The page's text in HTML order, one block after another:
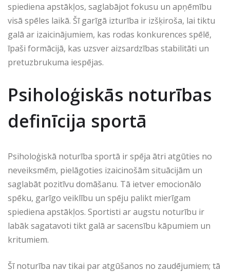
spiediena apstākļos, saglabājot fokusu un apņēmību
visā spēles laikā. Šī garīgā izturība ir izšķiroša, lai tiktu
galā ar izaicinājumiem, kas rodas konkurences spēlē,
īpaši formācijā, kas uzsver aizsardzības stabilitāti un
pretuzbrukuma iespējas.
Psiholoģiskās noturības
definīcija sportā
Psiholoģiskā noturība sportā ir spēja ātri atgūties no
neveiksmēm, pielāgoties izaicinošām situācijām un
saglabāt pozitīvu domāšanu. Tā ietver emocionālo
spēku, garīgo veiklību un spēju palikt mierīgam
spiediena apstākļos. Sportisti ar augstu noturību ir
labāk sagatavoti tikt galā ar sacensību kāpumiem un
kritumiem.
Šī noturība nav tikai par atgūšanos no zaudējumiem; tā